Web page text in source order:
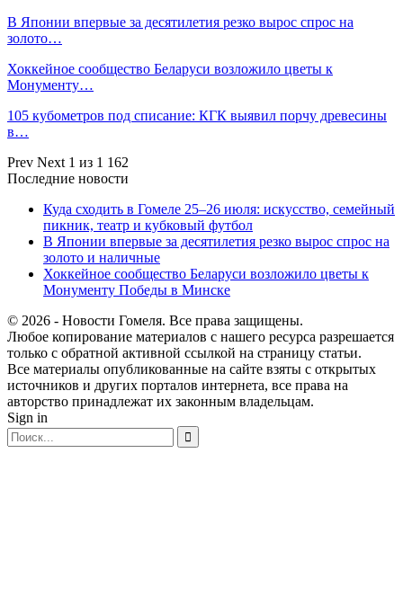
В Японии впервые за десятилетия резко вырос спрос на
золото…
Хоккейное сообщество Беларуси возложило цветы к
Монументу…
105 кубометров под списание: КГК выявил порчу древесины
в…
Prev Next 1 из 1 162
Последние новости
Куда сходить в Гомеле 25–26 июля: искусство, семейный
пикник, театр и кубковый футбол
В Японии впервые за десятилетия резко вырос спрос на
золото и наличные
Хоккейное сообщество Беларуси возложило цветы к
Монументу Победы в Минске
© 2026 - Новости Гомеля. Все права защищены.
Любое копирование материалов с нашего ресурса разрешается
только с обратной активной ссылкой на страницу статьи.
Все материалы опубликованные на сайте взяты с открытых
источников и других порталов интернета, все права на
авторство принадлежат их законным владельцам.
Sign in